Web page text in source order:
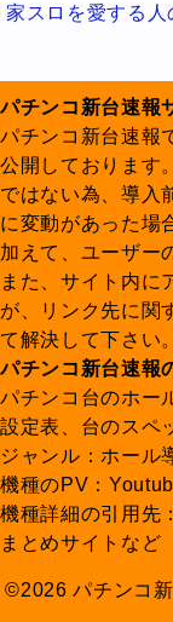
家スロを愛する人
パチンコ新台速報
パチンコ新台速報
公開しております
ではない為、導入
に変動があった場
加えて、ユーザー
また、サイト内に
が、リンク先に関
て解決して下さい
パチンコ新台速報
パチンコ台のホー
設定表、台のスペ
ジャンル：ホール
機種のPV：
機種詳細の引用先
まとめサイトなど
©2026 パチンコ